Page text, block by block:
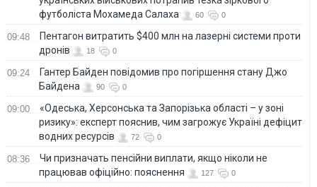
футболіста Мохамеда Салаха
60 0
09:48
Пентагон витратить $400 млн на лазерні системи проти
дронів
18 0
09:24
Гантер Байден повідомив про погіршення стану Джо
Байдена
90 0
09:00
«Одеська, Херсонська та Запорізька області – у зоні
ризику»: експерт пояснив, чим загрожує Україні дефіцит
водних ресурсів
72 0
08:36
Чи призначать пенсійни виплати, якщо ніколи не
працював офіційно: пояснення
127 0